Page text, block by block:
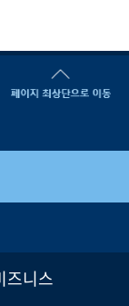
즈니스